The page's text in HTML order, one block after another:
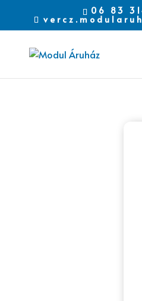
06 83